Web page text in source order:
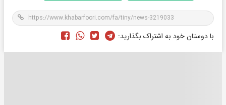
با دوستان خود به اشتراک بگذارید: